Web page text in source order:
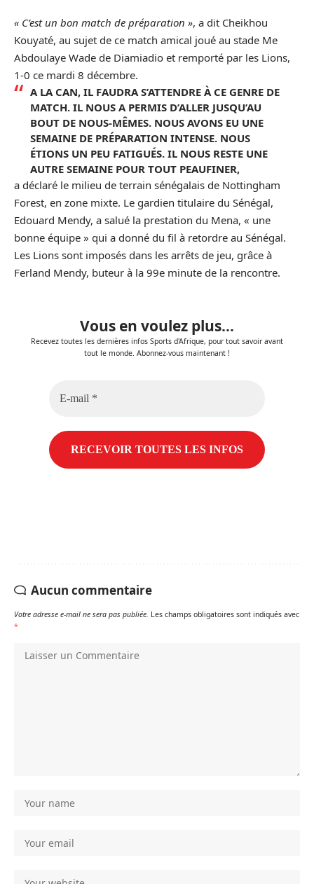
« C’est un bon match de préparation », a dit Cheikhou
Kouyaté, au sujet de ce match amical joué au stade Me
Abdoulaye Wade de Diamiadio et remporté par les Lions,
1-0 ce mardi 8 décembre.
A LA CAN, IL FAUDRA S’ATTENDRE À CE GENRE DE
MATCH. IL NOUS A PERMIS D’ALLER JUSQU’AU
BOUT DE NOUS-MÊMES. NOUS AVONS EU UNE
SEMAINE DE PRÉPARATION INTENSE. NOUS
ÉTIONS UN PEU FATIGUÉS. IL NOUS RESTE UNE
AUTRE SEMAINE POUR TOUT PEAUFINER,
a déclaré le milieu de terrain sénégalais de Nottingham
Forest, en zone mixte. Le gardien titulaire du Sénégal,
Edouard Mendy, a salué la prestation du Mena, « une
bonne équipe » qui a donné du fil à retordre au Sénégal.
Les Lions sont imposés dans les arrêts de jeu, grâce à
Ferland Mendy, buteur à la 99e minute de la rencontre.
Vous en voulez plus...
Recevez toutes les dernières infos Sports d'Afrique, pour tout savoir avant
tout le monde. Abonnez-vous maintenant !
Aucun commentaire
Votre adresse e-mail ne sera pas publiée. Les champs obligatoires sont indiqués avec
*